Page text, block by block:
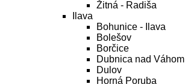
Žitná - Radiša
Ilava
Bohunice - Ilava
Bolešov
Borčice
Dubnica nad Váhom
Dulov
Horná Poruba